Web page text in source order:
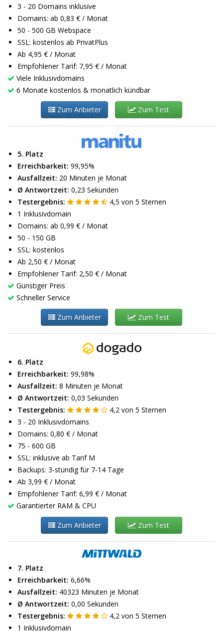
3 - 20 Domains inklusive
Domains: ab 0,83 € / Monat
50 - 500 GB Webspace
SSL: kostenlos ab PrivatPlus
Ab 4,95 € / Monat
Empfohlener Tarif: 7,95 € / Monat
Viele Inklusivdomains
6 Monate kostenlos & monatlich kündbar
Zum Anbieter Zum Test
5. Platz
Erreichbarkeit: 99,95%
Ausfallzeit: 20 Minuten je Monat
Ø Antwortzeit: 0,23 Sekunden
Testergebnis:
4,5 von 5 Sternen
1 Inklusivdomain
Domains: ab 0,99 € / Monat
50 - 150 GB
SSL: kostenlos
Ab 2,50 € / Monat
Empfohlener Tarif: 2,50 € / Monat
Günstiger Preis
Schneller Service
Zum Anbieter Zum Test
6. Platz
Erreichbarkeit: 99,98%
Ausfallzeit: 8 Minuten je Monat
Ø Antwortzeit: 0,03 Sekunden
Testergebnis:
4,2 von 5 Sternen
3 - 20 Inklusivdomains
Domains: 0,80 € / Monat
75 - 600 GB
SSL: inklusive ab Tarif M
Backups: 3-stündig für 7-14 Tage
Ab 3,99 € / Monat
Empfohlener Tarif: 6,99 € / Monat
Garantierter RAM & CPU
Zum Anbieter Zum Test
7. Platz
Erreichbarkeit: 6,66%
Ausfallzeit: 40323 Minuten je Monat
Ø Antwortzeit: 0,00 Sekunden
Testergebnis:
4,2 von 5 Sternen
1 Inklusivdomain